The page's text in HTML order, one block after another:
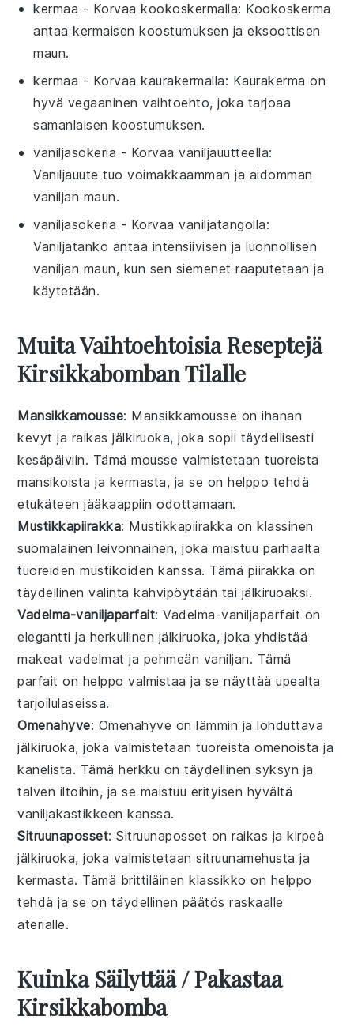
kermaa - Korvaakookoskermalla: Kookoskerma
antaa kermaisen koostumuksen ja eksoottisen
maun.
kermaa - Korvaakaurakermalla: Kaurakerma on
hyvä vegaaninen vaihtoehto, joka tarjoaa
samanlaisen koostumuksen.
vaniljasokeria - Korvaavaniljauutteella:
Vaniljauute tuo voimakkaamman ja aidomman
vaniljan maun.
vaniljasokeria - Korvaavaniljatangolla:
Vaniljatanko antaa intensiivisen ja luonnollisen
vaniljan maun, kun sen siemenet raaputetaan ja
käytetään.
Muita Vaihtoehtoisia Reseptejä
Kirsikkabomban Tilalle
Mansikkamousse: Mansikkamousse on ihanan
kevyt ja raikasjälkiruoka, joka sopii täydellisesti
kesäpäiviin. Tämä mousse valmistetaan tuoreista
mansikoista ja kermasta, ja se on helppo tehdä
etukäteen jääkaappiin odottamaan.
Mustikkapiirakka: Mustikkapiirakka on klassinen
suomalainenleivonnainen, joka maistuu parhaalta
tuoreidenmustikoiden kanssa. Tämä piirakka on
täydellinen valinta kahvipöytään tai jälkiruoaksi.
Vadelma-vaniljaparfait: Vadelma-vaniljaparfait on
elegantti ja herkullinen jälkiruoka, joka yhdistää
makeat vadelmat ja pehmeän vaniljan. Tämä
parfait on helppo valmistaa ja se näyttää upealta
tarjoilulaseissa.
Omenahyve: Omenahyve on lämmin ja lohduttava
jälkiruoka, joka valmistetaan tuoreistaomenoista ja
kanelista. Tämä herkku on täydellinen syksyn ja
talven iltoihin, ja se maistuu erityisen hyvältä
vaniljakastikkeen kanssa.
Sitruunaposset: Sitruunaposset on raikas ja kirpeä
jälkiruoka, joka valmistetaan sitruunamehusta ja
kermasta. Tämä brittiläinen klassikko on helppo
tehdä ja se on täydellinen päätös raskaalle
aterialle.
Kuinka Säilyttää / Pakastaa
Kirsikkabomba